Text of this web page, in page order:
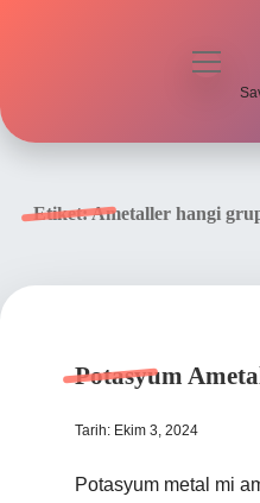
Etiket:Ametaller hangi
Potasyum
Tarih: Ekim 3, 2024
Potasyum metal mi